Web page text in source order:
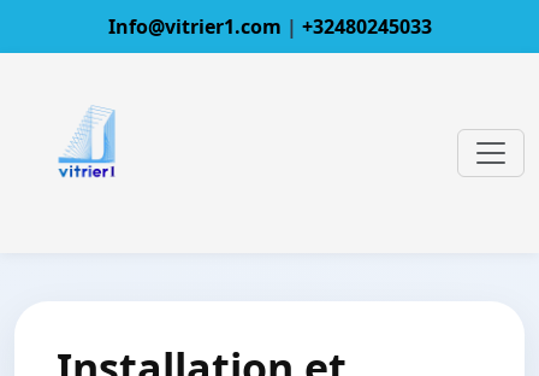
Info@vitrier1.com | +32480245033